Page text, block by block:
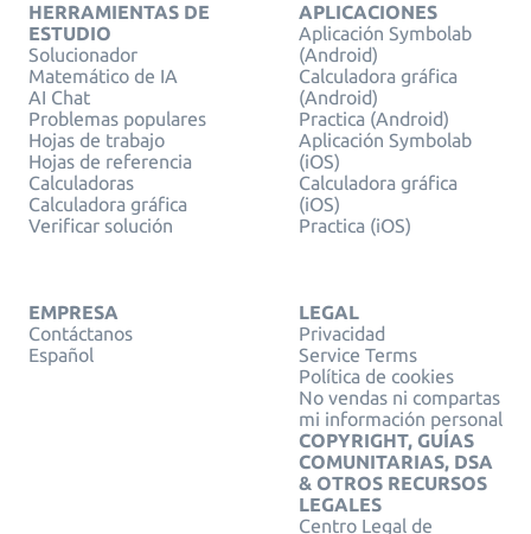
HERRAMIENTAS DE
ESTUDIO
Solucionador
Matemático de IA
AI Chat
Problemas populares
Hojas de trabajo
Hojas de referencia
Calculadoras
Calculadora gráfica
Verificar solución
APLICACIONES
Aplicación Symbolab
(Android)
Calculadora gráfica
(Android)
Practica (Android)
Aplicación Symbolab
(iOS)
Calculadora gráfica
(iOS)
Practica (iOS)
EMPRESA
Contáctanos
Español
LEGAL
Privacidad
Service Terms
Política de cookies
No vendas ni compartas
mi información personal
COPYRIGHT, GUÍAS
COMUNITARIAS, DSA
& OTROS RECURSOS
LEGALES
Centro Legal de